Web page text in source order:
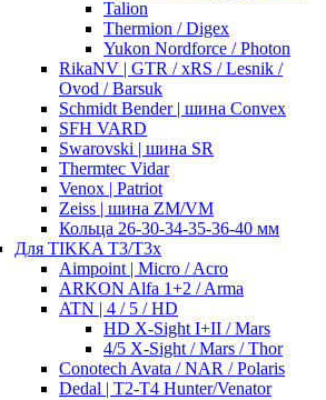
Talion
Thermion / Digex
Yukon Nordforce / Photon
RikaNV | GTR / xRS / Lesnik /
Ovod / Barsuk
Schmidt Bender | шина Convex
SFH VARD
Swarovski | шина SR
Thermtec Vidar
Venox | Patriot
Zeiss | шина ZM/VM
Кольца 26-30-34-35-36-40 мм
Для TIKKA T3/T3x
Aimpoint | Micro / Acro
ARKON Alfa 1+2 / Arma
ATN | 4 / 5 / HD
HD X-Sight I+II / Mars
4/5 X-Sight / Mars / Thor
Conotech Avata / NAR / Polaris
Dedal | T2-T4 Hunter/Venator